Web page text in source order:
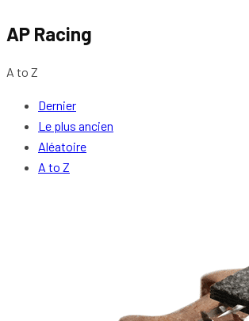
AP Racing
A to Z
Dernier
Le plus ancien
Aléatoire
A to Z